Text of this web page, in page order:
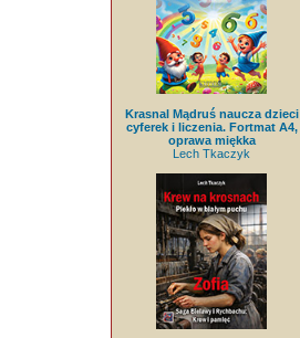
Krasnal Mądruś naucza dzieci
cyferek i liczenia. Fortmat A4,
oprawa miękka
Lech Tkaczyk